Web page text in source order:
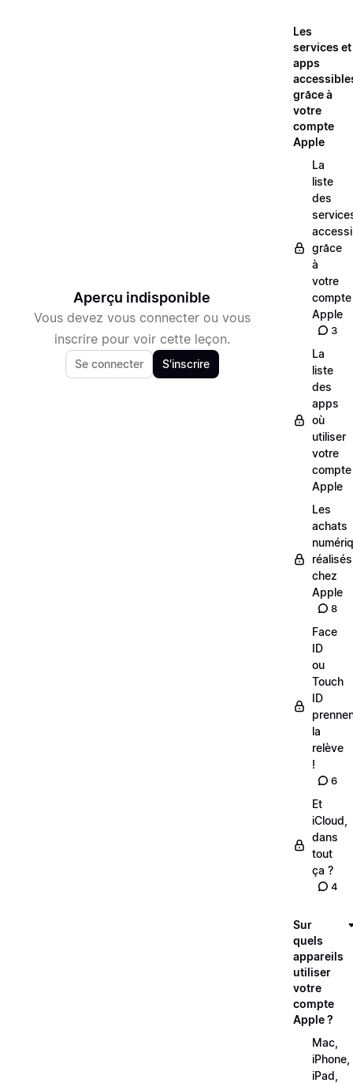
Aperçu indisponible
Vous devez vous connecter ou vous
inscrire pour voir cette leçon.
Se connecter S'inscrire
Les
services et
apps
grâce à
votre
compte
Apple
La
liste
des
grâce
à
votre
compte
Apple
3
La
liste
des
apps
où
utiliser
votre
compte
Apple
Les
achats
réalisés
chez
Apple
8
Face
ID
ou
Touch
ID
la
relève
!
6
Et
iCloud,
dans
tout
ça ?
4
Sur
quels
appareils
utiliser
votre
compte
Apple ?
Mac,
iPhone,
iPad,